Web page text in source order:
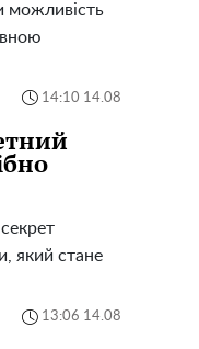
можливість
14:10 14.08
який стане
13:06 14.08